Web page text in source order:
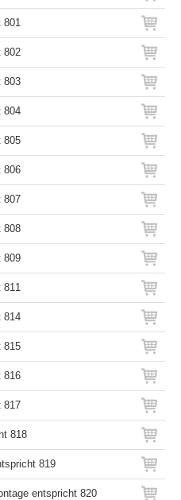
801
802
803
804
805
806
807
808
809
811
814
815
816
817
818
819
entspricht 820